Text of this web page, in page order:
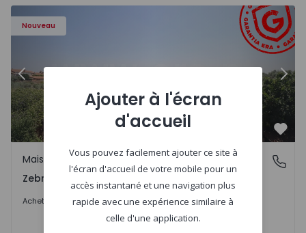
Nouveau
- 43
Maison de Ville T4 Idanha-a-Nova, Zebreira e Segura -
Précédent
Zebreira e Segura, Castelo Branco
Maison de Ville
Zebreira e Segura, Castelo Branco
Acheter 79.000 €
Ajouter à l'écran
d'accueil
Vous pouvez facilement ajouter ce site à
l'écran d'accueil de votre mobile pour un
accès instantané et une navigation plus
rapide avec une expérience similaire à
celle d'une application.